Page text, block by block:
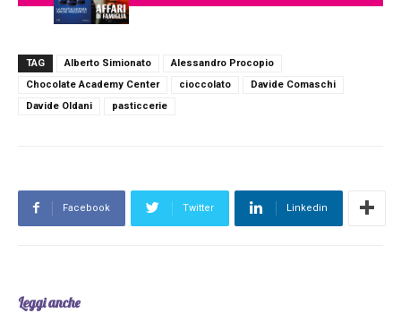
TAG Alberto Simionato
Alessandro Procopio
Chocolate Academy Center
cioccolato
Davide Comaschi
Davide Oldani
pasticcerie
Facebook Twitter Linkedin
Leggi anche